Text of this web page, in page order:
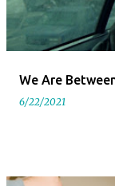
We Are
6/22/2021